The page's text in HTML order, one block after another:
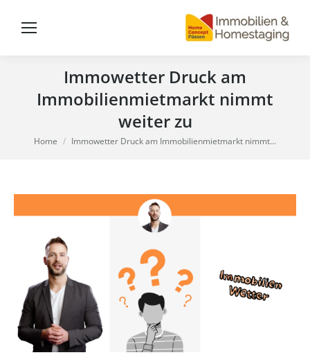
Immowetter Druck am
Immobilienmietmarkt nimmt
weiter zu
You are here:
Home Immowetter Druck am Immobilienmietmarkt nimmt…